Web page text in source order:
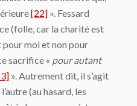
[22] ». Fessard
(folle, car la charité est
moi et non pour
sacrifice « pour autant
». Autrement dit, il s’agit
(au hasard, les